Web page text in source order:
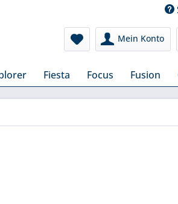
Mein Konto
Fiesta Focus Fusion